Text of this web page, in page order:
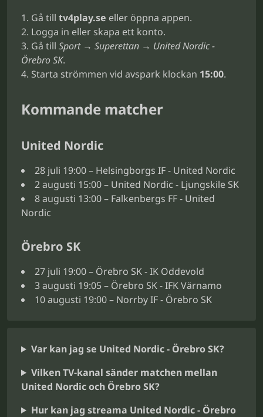
Gå till tv4play.se eller öppna appen.
Logga in eller skapa ett konto.
Gå till Sport → Superettan → United Nordic -
Örebro SK.
Starta strömmen vid avspark klockan 15:00.
Kommande matcher
United Nordic
28 juli 19:00 – Helsingborgs IF - United Nordic
2 augusti 15:00 – United Nordic - Ljungskile SK
8 augusti 13:00 – Falkenbergs FF - United
Nordic
Örebro SK
27 juli 19:00 – Örebro SK - IK Oddevold
3 augusti 19:05 – Örebro SK - IFK Värnamo
10 augusti 19:00 – Norrby IF - Örebro SK
Var kan jag se United Nordic - Örebro SK?
Vilken TV-kanal sänder matchen mellan
United Nordic och Örebro SK?
Hur kan jag streama United Nordic - Örebro